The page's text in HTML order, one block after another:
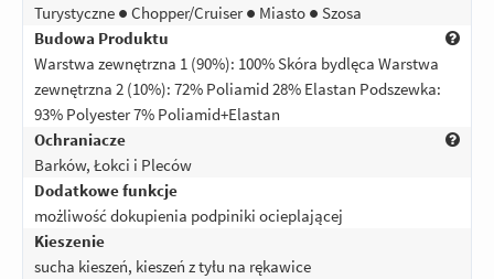
Turystyczne ● Chopper/Cruiser ● Miasto ● Szosa
Budowa Produktu
Warstwa zewnętrzna 1 (90%): 100% Skóra bydlęca Warstwa
zewnętrzna 2 (10%): 72% Poliamid 28% Elastan Podszewka:
93% Polyester 7% Poliamid+Elastan
Ochraniacze
Barków, Łokci i Pleców
Dodatkowe funkcje
możliwość dokupienia podpiniki ocieplającej
Kieszenie
sucha kieszeń, kieszeń z tyłu na rękawice